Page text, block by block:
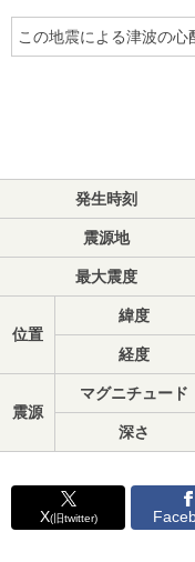
この地震による津波の心
発生時刻
震源地
最大震度
位置
緯度
経度
震源
マグニチュード
深さ
X(旧twitter)